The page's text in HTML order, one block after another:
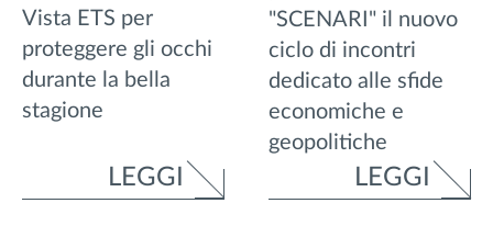
Vista ETS per
proteggere gli occhi
durante la bella
stagione
LEGGI
"SCENARI" il nuovo
ciclo di incontri
dedicato alle sfide
economiche e
geopolitiche
LEGGI